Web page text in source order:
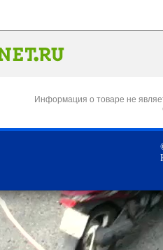
Информация о товаре не